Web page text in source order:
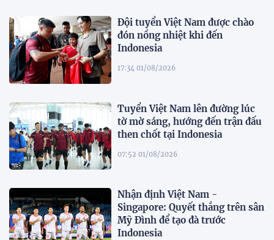
Đội tuyển Việt Nam được chào
đón nồng nhiệt khi đến
Indonesia
17:34 01/08/2026
Tuyển Việt Nam lên đường lúc
tờ mờ sáng, hướng đến trận đấu
then chốt tại Indonesia
07:52 01/08/2026
Nhận định Việt Nam -
Singapore: Quyết thắng trên sân
Mỹ Đình để tạo đà trước
Indonesia